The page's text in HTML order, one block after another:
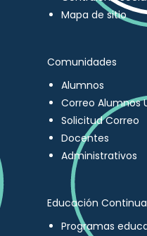
Mapa de sitio
Comunidades
Alumnos
Correo Alumnos
Solicitud Correo
Docentes
Administrativos
Educación Continua
Programas